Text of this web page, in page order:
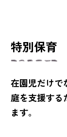
特別保育
在園児だけで
庭を支援する
ます。